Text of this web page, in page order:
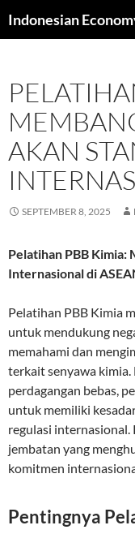
to
AKAN
SEPTEMBER 8, 2025
Pelatihan PBB Kimia:
Internasional di
Pelatihan PBB Kimia
untuk mendukung
memahami dan
terkait senyawa
perdagangan bebas,
untuk memiliki
regulasi internasional.
jembatan yang
komitmen
Pentingnya